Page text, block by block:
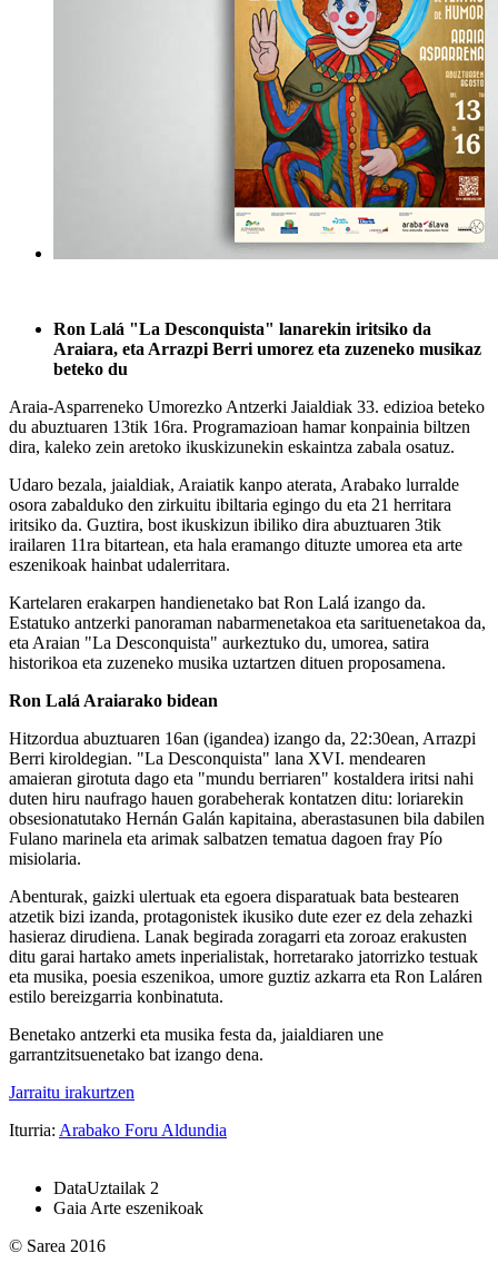
Ron Lalá "La Desconquista" lanarekin iritsiko da
Araiara, eta Arrazpi Berri umorez eta zuzeneko musikaz
beteko du
Araia-Asparreneko Umorezko Antzerki Jaialdiak 33. edizioa beteko
du abuztuaren 13tik 16ra. Programazioan hamar konpainia biltzen
dira, kaleko zein aretoko ikuskizunekin eskaintza zabala osatuz.
Udaro bezala, jaialdiak, Araiatik kanpo aterata, Arabako lurralde
osora zabalduko den zirkuitu ibiltaria egingo du eta 21 herritara
iritsiko da. Guztira, bost ikuskizun ibiliko dira abuztuaren 3tik
irailaren 11ra bitartean, eta hala eramango dituzte umorea eta arte
eszenikoak hainbat udalerritara.
Kartelaren erakarpen handienetako bat Ron Lalá izango da.
Estatuko antzerki panoraman nabarmenetakoa eta sarituenetakoa da,
eta Araian "La Desconquista" aurkeztuko du, umorea, satira
historikoa eta zuzeneko musika uztartzen dituen proposamena.
Ron Lalá Araiarako bidean
Hitzordua abuztuaren 16an (igandea) izango da, 22:30ean, Arrazpi
Berri kiroldegian. "La Desconquista" lana XVI. mendearen
amaieran girotuta dago eta "mundu berriaren" kostaldera iritsi nahi
duten hiru naufrago hauen gorabeherak kontatzen ditu: loriarekin
obsesionatutako Hernán Galán kapitaina, aberastasunen bila dabilen
Fulano marinela eta arimak salbatzen tematua dagoen fray Pío
misiolaria.
Abenturak, gaizki ulertuak eta egoera disparatuak bata bestearen
atzetik bizi izanda, protagonistek ikusiko dute ezer ez dela zehazki
hasieraz dirudiena. Lanak begirada zoragarri eta zoroaz erakusten
ditu garai hartako amets inperialistak, horretarako jatorrizko testuak
eta musika, poesia eszenikoa, umore guztiz azkarra eta Ron Laláren
estilo bereizgarria konbinatuta.
Benetako antzerki eta musika festa da, jaialdiaren une
garrantzitsuenetako bat izango dena.
Jarraitu irakurtzen
Iturria: Arabako Foru Aldundia
DataUztailak 2
GaiaArte eszenikoak
© Sarea 2016